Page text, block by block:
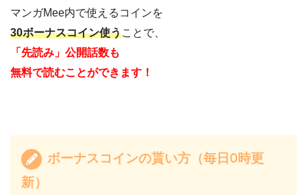
マンガMee内で使えるコインを
30ボーナスコイン使うことで、
「先読み」公開話数も
無料で読むことができます！
ボーナスコインの貰い方（毎日0時更
新）